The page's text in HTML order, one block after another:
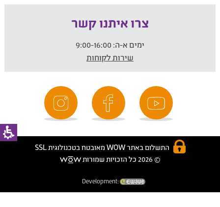
צרו איתנו קשר
ימים א-ה:
שירות לקוחות
התשלום באתר WOW מאובטח בטכנולוגית SSL
© 2026 כל הזכויות שמורות
Development: